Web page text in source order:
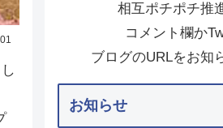
相互ポチポチ推
コメント欄か
ブログのURLをお知
お知らせ